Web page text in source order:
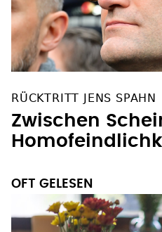
RÜCKTRITT JENS SPAHN
Zwischen
OFT GELESEN